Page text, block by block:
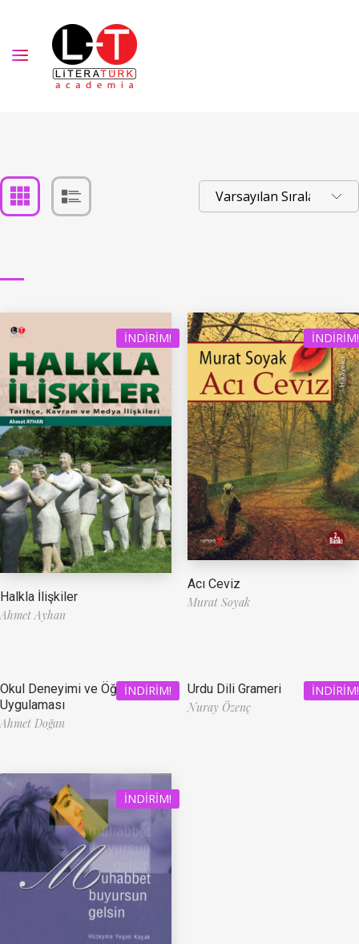
İNDIRIM!
Halkla İlişkiler
Ahmet Ayhan
İNDIRIM!
Acı Ceviz
Murat Soyak
İNDIRIM!
Okul Deneyimi ve Öğretmenlik
Uygulaması
Ahmet Doğan
İNDIRIM!
Urdu Dili Grameri
Nuray Özenç
İNDIRIM!